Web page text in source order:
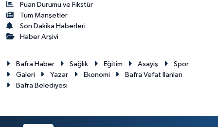
Puan Durumu ve Fikstür
Tüm Manşetler
Son Dakika Haberleri
Haber Arşivi
Bafra Haber Sağlık Eğitim Asayiş
Spor
Galeri
Yazar Ekonomi
Bafra Vefat İlanları
Bafra Belediyesi